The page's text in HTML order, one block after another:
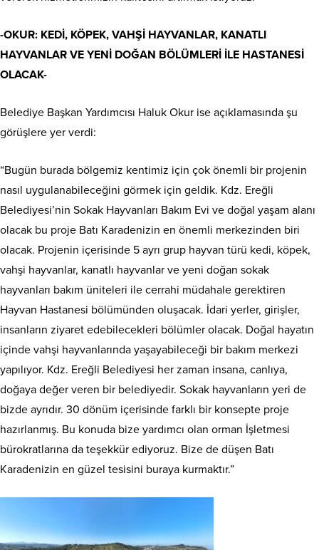
-OKUR: KEDİ, KÖPEK, VAHŞİ HAYVANLAR, KANATLI
HAYVANLAR VE YENİ DOĞAN BÖLÜMLERİ İLE HASTANESİ
OLACAK-
Belediye Başkan Yardımcısı Haluk Okur ise açıklamasında şu
görüşlere yer verdi:
“Bugün burada bölgemiz kentimiz için çok önemli bir projenin
nasıl uygulanabileceğini görmek için geldik. Kdz. Ereğli
Belediyesi’nin Sokak Hayvanları Bakım Evi ve doğal yaşam alanı
olacak bu proje Batı Karadenizin en önemli merkezinden biri
olacak. Projenin içerisinde 5 ayrı grup hayvan türü kedi, köpek,
vahşi hayvanlar, kanatlı hayvanlar ve yeni doğan sokak
hayvanları bakım üniteleri ile cerrahi müdahale gerektiren
Hayvan Hastanesi bölümünden oluşacak. İdari yerler, girişler,
insanların ziyaret edebilecekleri bölümler olacak. Doğal hayatın
içinde vahşi hayvanlarında yaşayabileceği bir bakım merkezi
yapılıyor. Kdz. Ereğli Belediyesi her zaman insana, canlıya,
doğaya değer veren bir belediyedir. Sokak hayvanların yeri de
bizde ayrıdır. 30 dönüm içerisinde farklı bir konsepte proje
hazırlanmış. Bu konuda bize yardımcı olan orman İşletmesi
bürokratlarına da teşekkür ediyoruz. Bize de düşen Batı
Karadenizin en güzel tesisini buraya kurmaktır.”